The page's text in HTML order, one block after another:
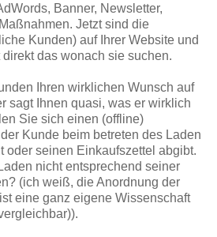
Banner, Newsletter,
Jetzt sind die
Kunden) auf Ihrer Website und
das wonach sie suchen.
Ihren wirklichen Wunsch auf
sagt Ihnen quasi, was er wirklich
Sie sich einen (offline)
Kunde beim betreten des Laden
oder seinen Einkaufszettel abgibt.
nicht entsprechend seiner
(ich weiß, die Anordnung der
eine ganz eigene Wissenschaft